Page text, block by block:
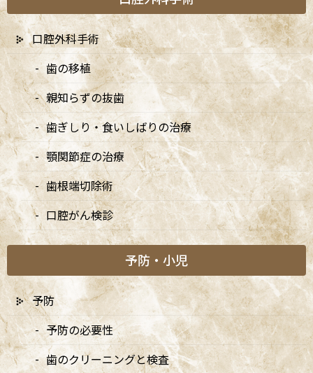
央線(快速)「阿佐ケ谷駅」徒歩0分 / JR中央/総武線「阿佐ケ谷駅」
徒歩0分 / 東京メトロ丸ノ内線「南阿佐ケ谷駅」徒歩8分の、駅す
ぐでとても通いやすい場所にある歯医者です。杉並区や中野区、新
宿、東京都内、隣接県や遠方からも患者様に来院頂きやすい環境
といえます。
口腔外科手術
歯の移植
親知らずの抜歯
歯ぎしり・食いしばりの治療
顎関節症の治療
歯根端切除術
口腔がん検診
予防・小児
予防
予防の必要性
歯のクリーニングと検査